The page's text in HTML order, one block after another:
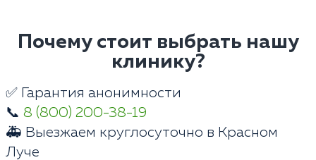
Почему стоит выбрать нашу
клинику?
✅ Гарантия анонимности
📞 8 (800) 200-38-19
🚑 Выезжаем круглосуточно в Красном
Луче